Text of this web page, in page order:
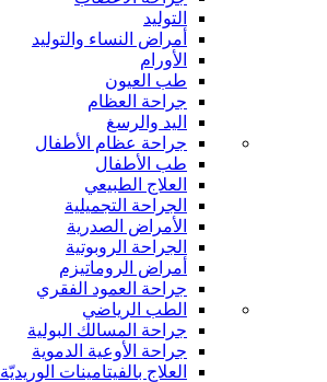
التوليد
أمراض النساء والتوليد
الأورام
طب العيون
جراحة العظام
اليد والرسغ
جراحة عظام الأطفال
طب الأطفال
العلاج الطبيعي
الجراحة التجميلية
الأمراض الصدرية
الجراحة الروبوتية
أمراض الروماتيزم
جراحة العمود الفقري
الطب الرياضي
جراحة المسالك البولية
جراحة الأوعية الدموية
العلاج بالفيتامينات الوريديّة